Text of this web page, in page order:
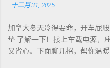
贵，网购Amazon.de或本地咖
欧元搞定。华人微信群也有二
咖啡磨豆机 让德国华人租房也
更有味！
- 十二月 31, 2025
加拿大冬天冷得要命，开车屁
垫 了解一下！接上车载电源，
又省心。下面聊几招，帮你温